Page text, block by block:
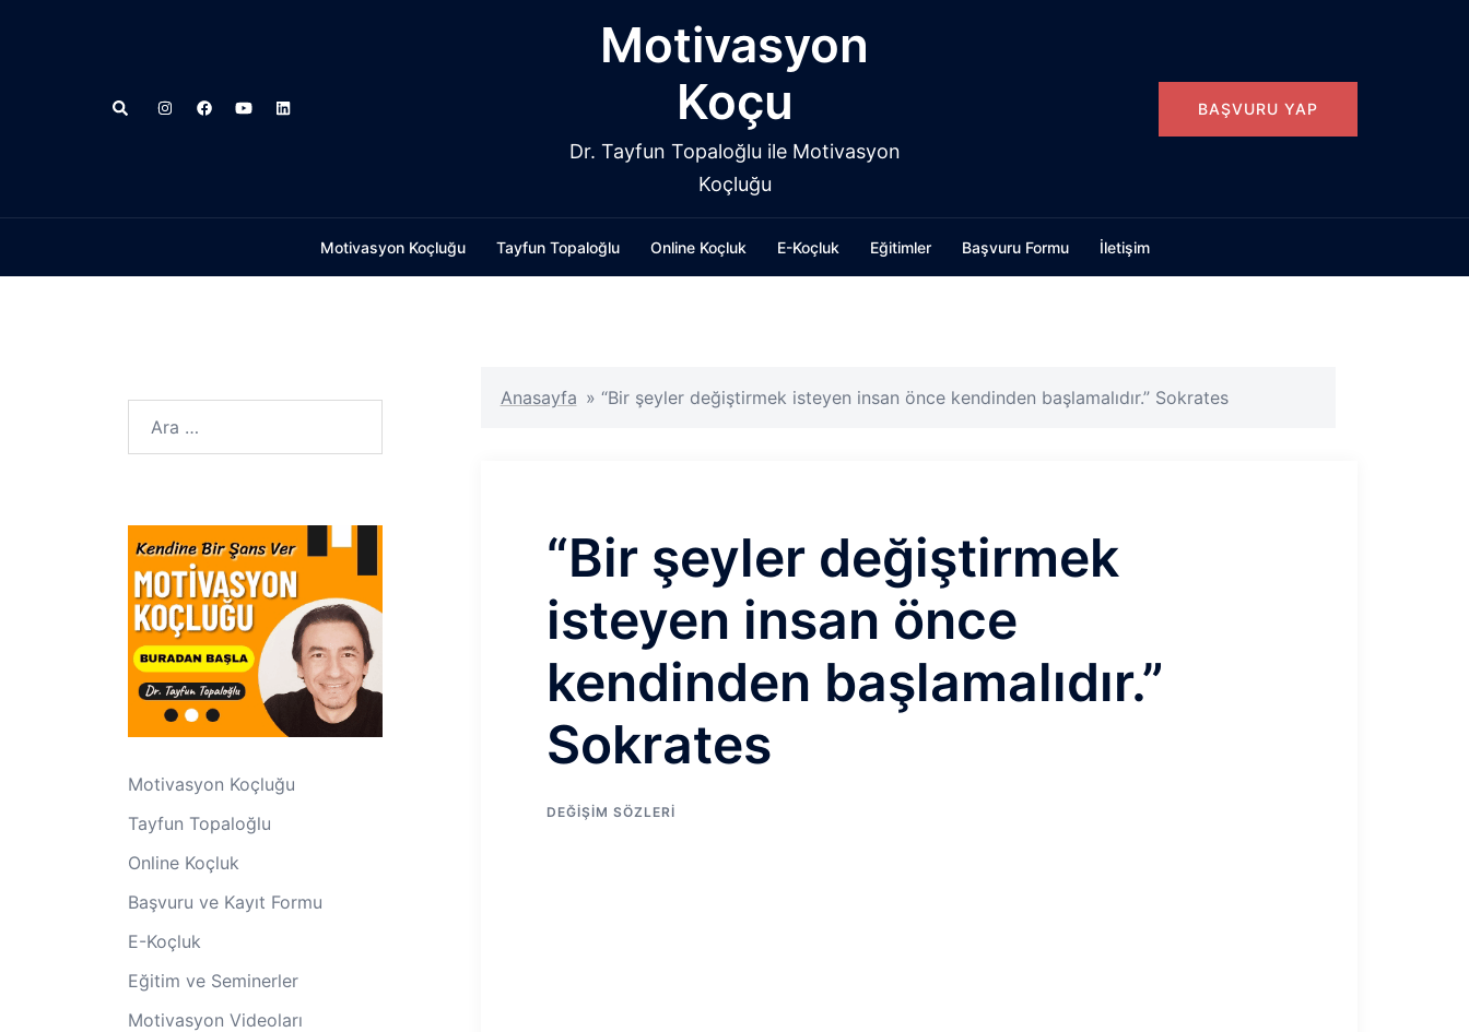
Search
Motivasyon
Koçu
Dr. Tayfun Topaloğlu ile Motivasyon
Koçluğu
BAŞVURU YAP
Motivasyon Koçluğu Tayfun Topaloğlu Online Koçluk E-Koçluk Eğitimler Başvuru Formu İletişim
Anasayfa » “Bir şeyler değiştirmek isteyen insan önce kendinden başlamalıdır.” Sokrates
“Bir şeyler değiştirmek
isteyen insan önce
kendinden başlamalıdır.”
Sokrates
DEĞIŞIM SÖZLERI
Motivasyon Koçluğu
Tayfun Topaloğlu
Online Koçluk
Başvuru ve Kayıt Formu
E-Koçluk
Eğitim ve Seminerler
Motivasyon Videoları